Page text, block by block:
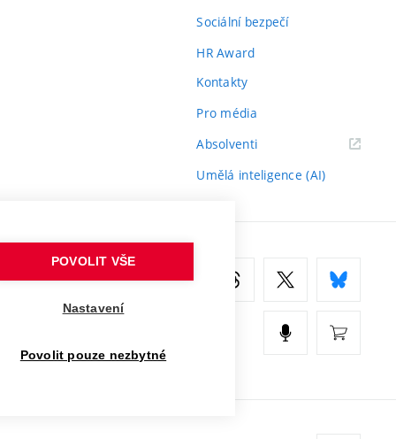
Sociální bezpečí
HR Award
Kontakty
Pro média
Absolventi(externí
Umělá inteligence (AI)
POVOLIT VŠE
Nastavení
Povolit pouze nezbytné